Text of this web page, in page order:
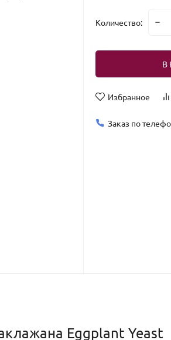
Количество:
В
Избранное
Заказ по
Eggplant Yeast